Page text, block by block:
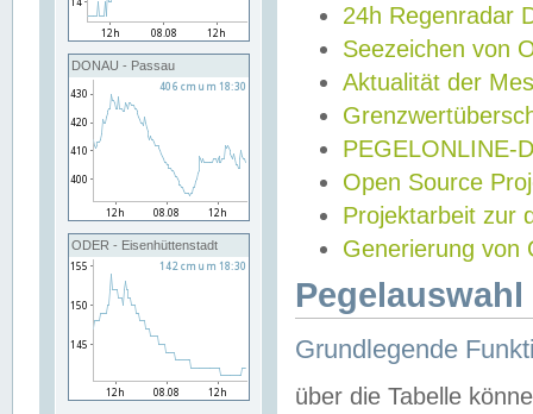
DONAU - Passau
ODER - Eisenhüttenstadt
24h Regenradar
Seezeichen von
Aktualität der
PEGELONLINE-
Open Source
Projektarbeit zur
Generierung von
Grundlegende
über die Tabelle